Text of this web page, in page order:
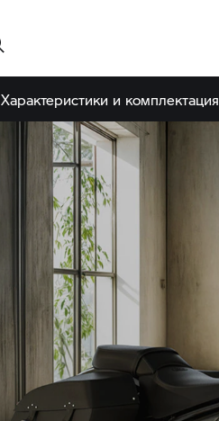
Характеристики и комплектация